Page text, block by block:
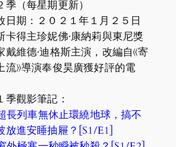
季（每星期更新）
日期：２０２１年１月２５日
卡得主珍妮佛·康納莉與東尼獎
戴維德·迪格斯主演，改編自《寄
流》導演奉俊昊廣獲好評的電
季觀影筆記：
長列車無休止環繞地球，搞不
放進安睡抽屜？[S1/E1]